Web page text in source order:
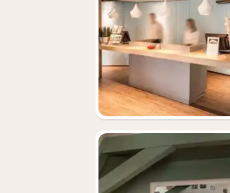
Föregående bild